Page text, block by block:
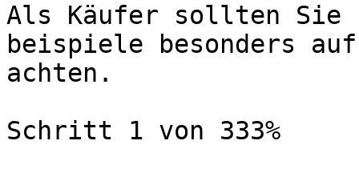
Als Käufer sollten Sie
beispiele besonders
achten.
Schritt 1 von 333%